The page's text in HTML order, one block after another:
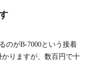
のがB-7000という接着
りますが、数百円で十